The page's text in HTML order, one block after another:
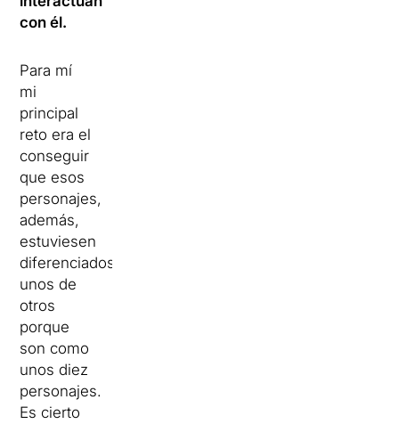
con él.
Para mí
mi
principal
reto era el
conseguir
que esos
personajes,
además,
estuviesen
diferenciados
unos de
otros
porque
son como
unos diez
personajes.
Es cierto